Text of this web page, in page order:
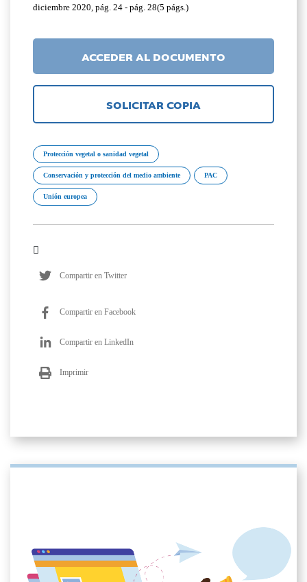
diciembre 2020, pág. 24 - pág. 28(5 págs.)
ACCEDER AL DOCUMENTO
SOLICITAR COPIA
Protección vegetal o sanidad vegetal
Conservación y protección del medio ambiente PAC
Unión europea
Compartir en Twitter
Compartir en Facebook
Compartir en LinkedIn
Imprimir